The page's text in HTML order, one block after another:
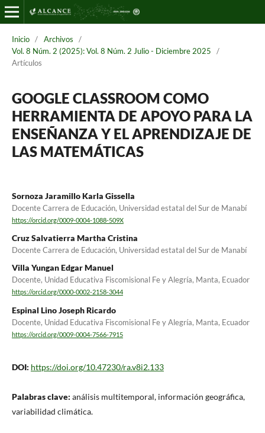
Inicio / Archivos
/
Vol. 8 Núm. 2 (2025): Vol. 8 Núm. 2 Julio - Diciembre 2025
/
Artículos
GOOGLE CLASSROOM COMO
HERRAMIENTA DE APOYO PARA LA
ENSEÑANZA Y EL APRENDIZAJE DE
LAS MATEMÁTICAS
Sornoza Jaramillo Karla Gissella
Docente Carrera de Educación, Universidad estatal del Sur de Manabí
https://orcid.org/0009-0004-1088-509X
Cruz Salvatierra Martha Cristina
Docente Carrera de Educación, Universidad estatal del Sur de Manabí
Villa Yungan Edgar Manuel
Docente, Unidad Educativa Fiscomisional Fe y Alegría, Manta, Ecuador
https://orcid.org/0000-0002-2158-3044
Espinal Lino Joseph Ricardo
Docente, Unidad Educativa Fiscomisional Fe y Alegría, Manta, Ecuador
https://orcid.org/0009-0004-7566-7915
DOI: https://doi.org/10.47230/ra.v8i2.133
Palabras clave: análisis multitemporal, información geográfica,
variabilidad climática.